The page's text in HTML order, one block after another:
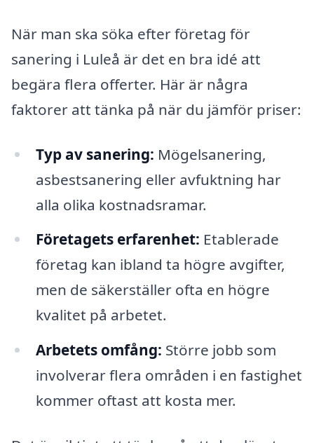
När man ska söka efter företag för
sanering i Luleå är det en bra idé att
begära flera offerter. Här är några
faktorer att tänka på när du jämför priser:
Typ av sanering: Mögelsanering,
asbestsanering eller avfuktning har
alla olika kostnadsramar.
Företagets erfarenhet: Etablerade
företag kan ibland ta högre avgifter,
men de säkerställer ofta en högre
kvalitet på arbetet.
Arbetets omfång: Större jobb som
involverar flera områden i en fastighet
kommer oftast att kosta mer.